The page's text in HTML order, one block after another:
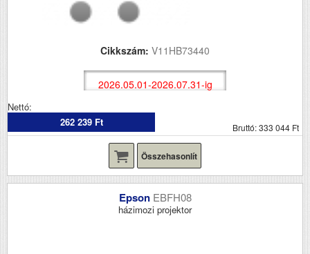
Cikkszám: V11HB73440
2026.05.01-2026.07.31-ig
Nettó:
262 239 Ft
Bruttó: 333 044 Ft
Összehasonlít
Epson EBFH08
házimozi projektor